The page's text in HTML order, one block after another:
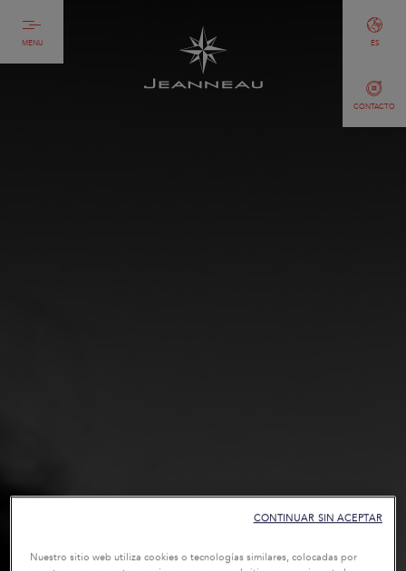
MENU
CONTACTO
ES
Nuestro sitio web utiliza cookies o tecnologías similares, colocadas por
CONTINUAR SIN ACEPTAR